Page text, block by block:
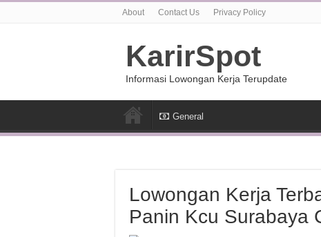
About Contact Us Privacy Policy
KarirSpot
Informasi Lowongan Kerja Terupdate
General
Lowongan Kerja
Panin Kcu Surabaya